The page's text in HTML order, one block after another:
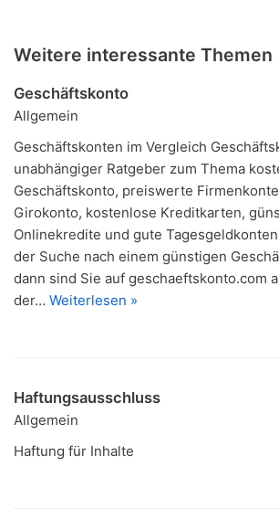
Weitere interessante Themen
Geschäftskonto
Allgemein
Geschäftskonten im Vergleich
unabhängiger Ratgeber zum Thema
Geschäftskonto, preiswerte
Girokonto, kostenlose Kreditkarten,
Onlinekredite und gute
der Suche nach einem günstigen
dann sind Sie auf geschaeftskonto.com
der… Weiterlesen »
Haftungsausschluss
Allgemein
Haftung für Inhalte